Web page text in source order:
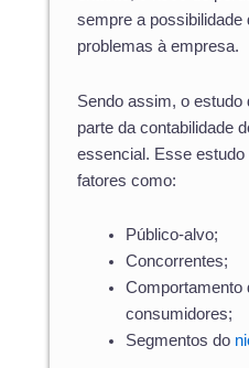
sempre a possibilidade
problemas à empresa.
Sendo assim, o estudo
parte da contabilidade
essencial. Esse
fatores como:
Público-alvo;
Concorrentes;
Comportamento
consumidores;
Segmentos do